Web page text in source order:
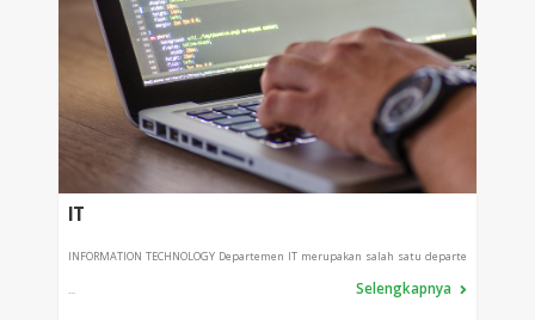
IT
INFORMATION TECHNOLOGY Departemen IT merupakan salah satu departe
... Selengkapnya